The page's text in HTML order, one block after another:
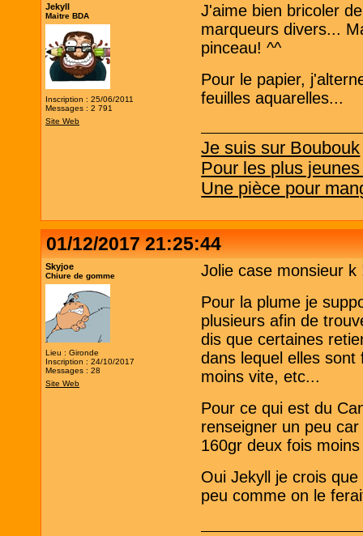
Jekyll
Maitre BDA
Inscription : 25/06/2011
Messages : 2 791
Site Web
J'aime bien bricoler
marqueurs divers...
pinceau! ^^
Pour le papier,
feuilles aquarelles...
Je suis sur Boubouk
Pour les plus
Une pièce pour
01/12/2017 21:25:44
Skyjoe
Chiure de gomme
Lieu : Gironde
Inscription : 24/10/2017
Messages : 28
Site Web
Jolie case monsieur k
Pour la plume je
plusieurs afin de
dis que certaines
dans lequel elles
moins vite, etc...
Pour ce qui est du
renseigner un peu
160gr deux fois
Oui Jekyll je crois
peu comme on le